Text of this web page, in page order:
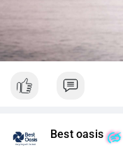
Best oasis